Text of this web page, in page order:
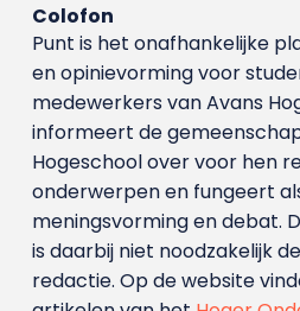
Colofon
Punt is het onafhankelijke
en opinievorming voor
medewerkers van Avans
informeert de
Hogeschool over voor hen
onderwerpen en fungeert
meningsvorming en debat.
is daarbij niet noodzakelijk
redactie. Op de website